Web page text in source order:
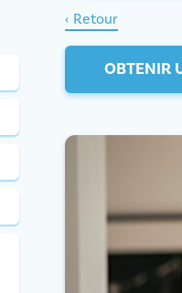
‹ Retour
OBTENIR